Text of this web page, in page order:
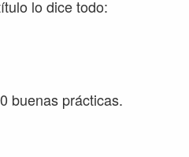
lo dice todo:
buenas prácticas.